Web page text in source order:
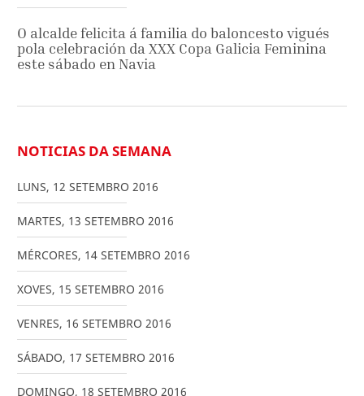
O alcalde felicita á familia do baloncesto vigués
pola celebración da XXX Copa Galicia Feminina
este sábado en Navia
NOTICIAS DA SEMANA
LUNS, 12 SETEMBRO 2016
MARTES, 13 SETEMBRO 2016
MÉRCORES, 14 SETEMBRO 2016
XOVES, 15 SETEMBRO 2016
VENRES, 16 SETEMBRO 2016
SÁBADO, 17 SETEMBRO 2016
DOMINGO, 18 SETEMBRO 2016